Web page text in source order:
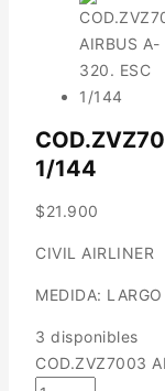
1/144
$21.900
CIVIL AIRLINER
MEDIDA:
3 disponibles
COD.ZVZ7003